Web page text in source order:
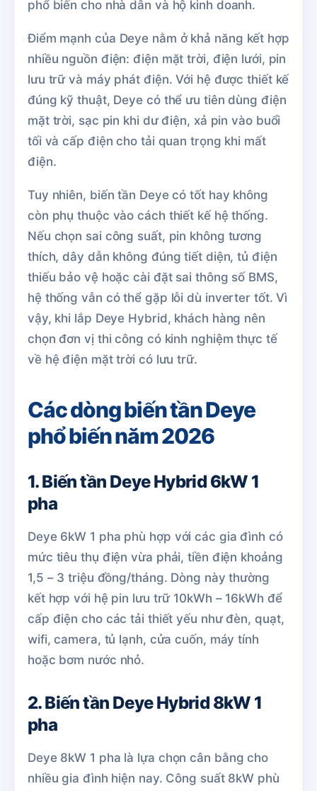
phổ biến cho nhà dân và hộ kinh doanh.
Điểm mạnh của Deye nằm ở khả năng kết hợp
nhiều nguồn điện: điện mặt trời, điện lưới, pin
lưu trữ và máy phát điện. Với hệ được thiết kế
đúng kỹ thuật, Deye có thể ưu tiên dùng điện
mặt trời, sạc pin khi dư điện, xả pin vào buổi
tối và cấp điện cho tải quan trọng khi mất
điện.
Tuy nhiên, biến tần Deye có tốt hay không
còn phụ thuộc vào cách thiết kế hệ thống.
Nếu chọn sai công suất, pin không tương
thích, dây dẫn không đúng tiết diện, tủ điện
thiếu bảo vệ hoặc cài đặt sai thông số BMS,
hệ thống vẫn có thể gặp lỗi dù inverter tốt. Vì
vậy, khi lắp Deye Hybrid, khách hàng nên
chọn đơn vị thi công có kinh nghiệm thực tế
về hệ điện mặt trời có lưu trữ.
Các dòng biến tần Deye
phổ biến năm 2026
1. Biến tần Deye Hybrid 6kW 1
pha
Deye 6kW 1 pha phù hợp với các gia đình có
mức tiêu thụ điện vừa phải, tiền điện khoảng
1,5 – 3 triệu đồng/tháng. Dòng này thường
kết hợp với hệ pin lưu trữ 10kWh – 16kWh để
cấp điện cho các tải thiết yếu như đèn, quạt,
wifi, camera, tủ lạnh, cửa cuốn, máy tính
hoặc bơm nước nhỏ.
2. Biến tần Deye Hybrid 8kW 1
pha
Deye 8kW 1 pha là lựa chọn cân bằng cho
nhiều gia đình hiện nay. Công suất 8kW phù